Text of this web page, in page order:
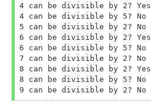
4 can be divisible by 2? Yes
4 can be divisible by 5? No
5 can be divisible by 2? No
6 can be divisible by 2? Yes
6 can be divisible by 5? No
7 can be divisible by 2? No
8 can be divisible by 2? Yes
8 can be divisible by 5? No
9 can be divisible by 2? No